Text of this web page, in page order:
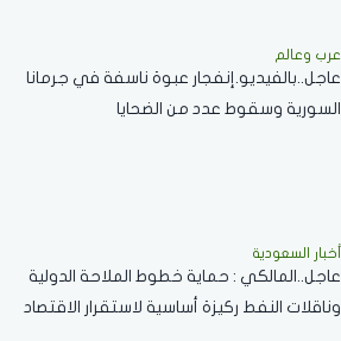
عرب وعالم
عاجل..بالفيديو.إنفجار عبوة ناسفة في جرمانا
السورية وسقوط عدد من الضحايا
أخبار السعودية
عاجل..المالكي : حماية خطوط الملاحة الدولية
وناقلات النفط ركيزة أساسية لاستقرار الاقتصاد